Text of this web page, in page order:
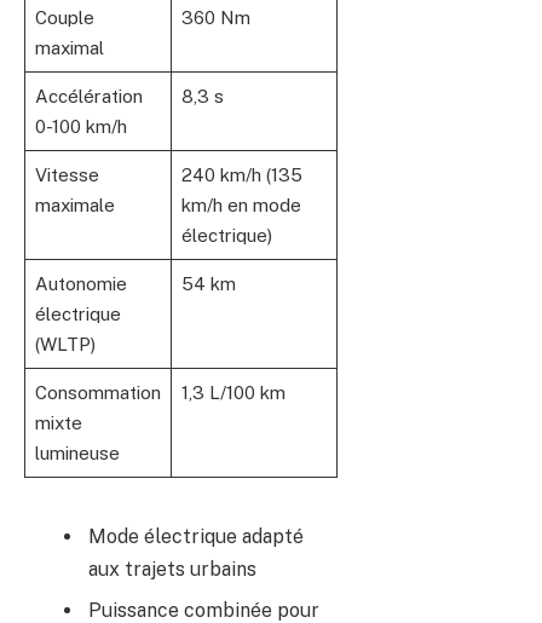
Couple
maximal
360 Nm
Accélération
0-100 km/h
8,3 s
Vitesse
maximale
240 km/h (135
km/h en mode
électrique)
Autonomie
électrique
(WLTP)
54 km
Consommation
mixte
lumineuse
1,3 L/100 km
Mode électrique adapté
aux trajets urbains
Puissance combinée pour